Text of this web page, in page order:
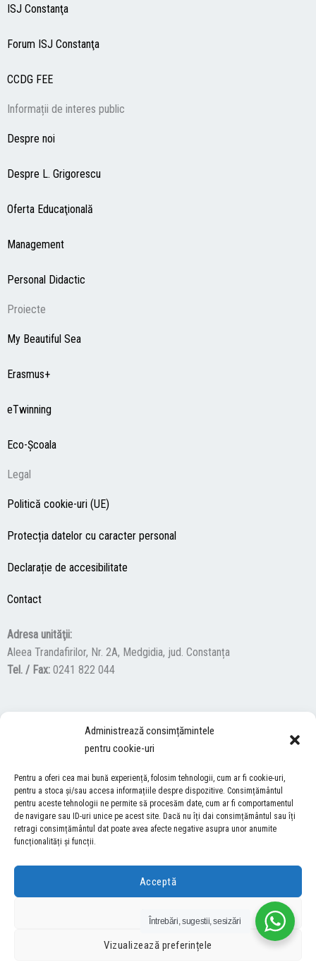
Administrează consimțămintele
pentru cookie-uri
Pentru a oferi cea mai bună experiență, folosim tehnologii, cum ar fi cookie-uri,
pentru a stoca și/sau accesa informațiile despre dispozitive. Consimțământul
pentru aceste tehnologii ne permite să procesăm date, cum ar fi comportamentul
de navigare sau ID-uri unice pe acest site. Dacă nu îți dai consimțământul sau îți
retragi consimțământul dat poate avea afecte negative asupra unor anumite
funcționalități și funcții.
Acceptă
Refuză
Vizualizează preferințele
ISJ Constanţa
Forum ISJ Constanţa
CCDG FEE
Informații de interes public
Despre noi
Despre L. Grigorescu
Oferta Educaţională
Management
Personal Didactic
Proiecte
My Beautiful Sea
Erasmus+
eTwinning
Eco-Şcoala
Legal
Politică cookie-uri (UE)
Protecția datelor cu caracter personal
Declarație de accesibilitate
Contact
Adresa unităţii:
Aleea Trandafirilor, Nr. 2A, Medgidia, jud. Constanța
Tel. / Fax: 0241 822 044
a
c
e
b
o
o
o
t
u
b
e
n
t
a
g
r
m
Descărcați programul NonVisual Desktop Acces, care oferă
persoanelor cu dizabilități vizuale posibilitatea de a consulta site-ul
nostru. DESCARCĂ AICI
COPYRIGHT © 2026 ŞCOALA GIMNAZIALĂ “LUCIAN GRIGORESCU” MEDGIDIA
DEZVOLTAT DE SURFVERSE
Întrebări, sugestii, sesizări